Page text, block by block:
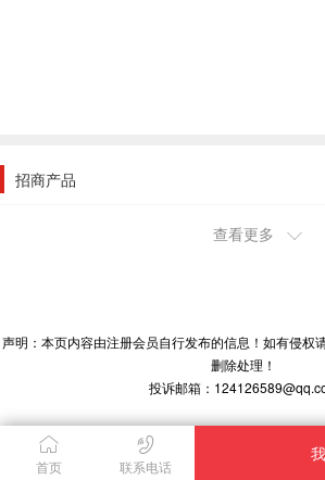
招商产品
查看更多
2013-11-12 17:28:03
福建福州市代理商
展销会看到的
贵州福泉市代理商
声明：本页内容由注册会员自行发布的信息！如有侵权
删除处理！
投诉邮箱：
首页 联系电话